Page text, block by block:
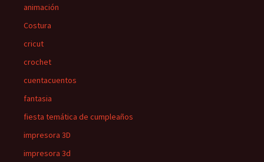
animación
Costura
cricut
crochet
cuentacuentos
fantasia
fiesta temática de cumpleaños
impresora 3D
impresora 3d